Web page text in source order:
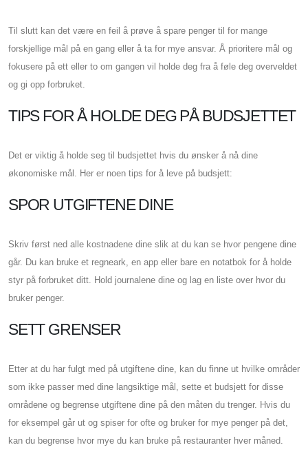
Til slutt kan det være en feil å prøve å spare penger til for mange
forskjellige mål på en gang eller å ta for mye ansvar. Å prioritere mål og
fokusere på ett eller to om gangen vil holde deg fra å føle deg overveldet
og gi opp forbruket.
TIPS FOR Å HOLDE DEG PÅ BUDSJETTET
Det er viktig å holde seg til budsjettet hvis du ønsker å nå dine
økonomiske mål. Her er noen tips for å leve på budsjett:
SPOR UTGIFTENE DINE
Skriv først ned alle kostnadene dine slik at du kan se hvor pengene dine
går. Du kan bruke et regneark, en app eller bare en notatbok for å holde
styr på forbruket ditt. Hold journalene dine og lag en liste over hvor du
bruker penger.
SETT GRENSER
Etter at du har fulgt med på utgiftene dine, kan du finne ut hvilke områder
som ikke passer med dine langsiktige mål, sette et budsjett for disse
områdene og begrense utgiftene dine på den måten du trenger. Hvis du
for eksempel går ut og spiser for ofte og bruker for mye penger på det,
kan du begrense hvor mye du kan bruke på restauranter hver måned.